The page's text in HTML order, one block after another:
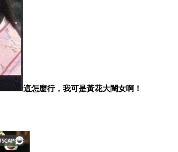
這怎麼行，我可是黃花大閨女啊！